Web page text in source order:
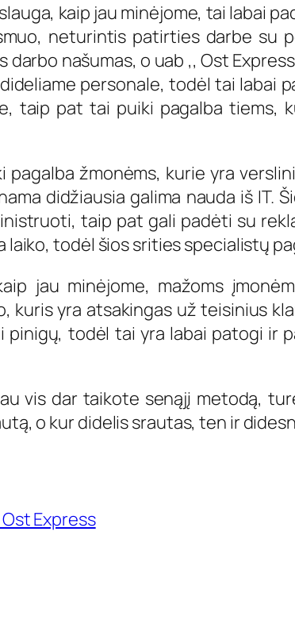
kaip jau minėjome, tai labai
neturintis patirties darbe su
našumas, o uab ,, Ost
personale, todėl tai labai
taip pat tai puiki pagalba tiems,
pagalba žmonėms, kurie yra
didžiausia galima nauda iš IT.
taip pat gali padėti su
todėl šios srities specialistų
jau minėjome, mažoms
kuris yra atsakingas už teisinius
todėl tai yra labai patogi ir
vis dar taikote senąjį metodą,
o kur didelis srautas, ten ir
Ost Express